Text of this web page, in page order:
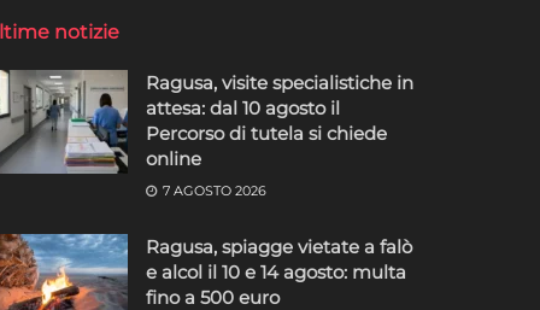
notizie
Ragusa, visite specialistiche in
attesa: dal 10 agosto il
Percorso di tutela si chiede
online
7 AGOSTO 2026
Ragusa, spiagge vietate a falò
e alcol il 10 e 14 agosto: multa
fino a 500 euro